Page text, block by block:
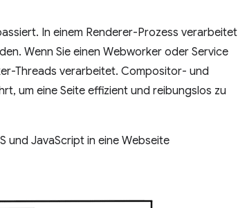
In einem Renderer-Prozess verarbeitet
Wenn Sie einen Webworker oder Service
Threads verarbeitet. Compositor- und
um eine Seite effizient und reibungslos zu
und JavaScript in eine Webseite